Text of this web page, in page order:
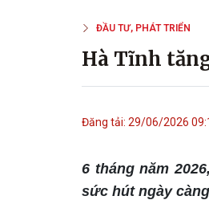
ĐẦU TƯ, PHÁT TRIỂN
Hà Tĩnh
Đăng tải: 29/06/2026
6 tháng năm
sức hút ngày